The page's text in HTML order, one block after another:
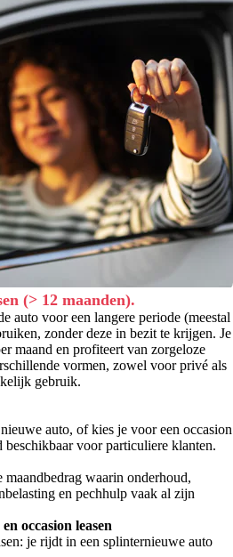
(> 12 maanden).
auto voor een langere periode (meestal
zonder deze in bezit te krijgen. Je
maand en profiteert van zorgeloze
vormen, zowel voor privé als
gebruik.
auto, of kies je voor een occasion
beschikbaar voor particuliere klanten.
waarin onderhoud,
en pechhulp vaak al zijn
occasion leasen
je rijdt in een splinternieuwe auto